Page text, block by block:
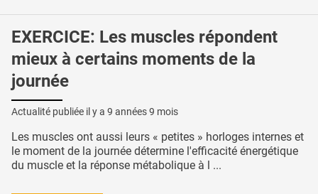
EXERCICE: Les muscles répondent
mieux à certains moments de la
journée
Actualité publiée il y a 9 années 9 mois
Les muscles ont aussi leurs « petites » horloges internes et
le moment de la journée détermine l'efficacité énergétique
du muscle et la réponse métabolique à l ...